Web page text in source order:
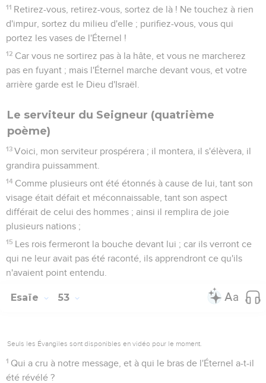
11 Retirez-vous, retirez-vous, sortez de là ! Ne touchez à rien
d'impur, sortez du milieu d'elle ; purifiez-vous, vous qui
portez les vases de l'Éternel !
12 Car vous ne sortirez pas à la hâte, et vous ne marcherez
pas en fuyant ; mais l'Éternel marche devant vous, et votre
arrière garde est le Dieu d'Israël.
Le serviteur du Seigneur (quatrième
poème)
13 Voici, mon serviteur prospérera ; il montera, il s'élèvera, il
grandira puissamment.
14 Comme plusieurs ont été étonnés à cause de lui, tant son
visage était défait et méconnaissable, tant son aspect
différait de celui des hommes ; ainsi il remplira de joie
plusieurs nations ;
15 Les rois fermeront la bouche devant lui ; car ils verront ce
qui ne leur avait pas été raconté, ils apprendront ce qu'ils
n'avaient point entendu.
Esaïe 53
Seuls les Évangiles sont disponibles en vidéo pour le moment.
1 Qui a cru à notre message, et à qui le bras de l'Éternel a-t-il
été révélé ?